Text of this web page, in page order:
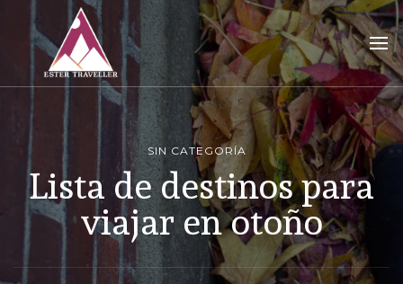
Ester Traveller
tu blog para vivir la aventura de viajar sola
SIN CATEGORÍA
Lista de destinos para
viajar en otoño